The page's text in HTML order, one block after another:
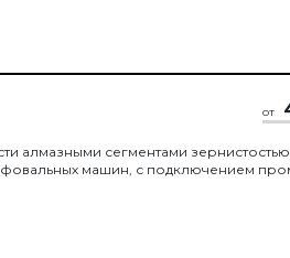
от
алмазными сегментами зернистостью
машин, с подключением